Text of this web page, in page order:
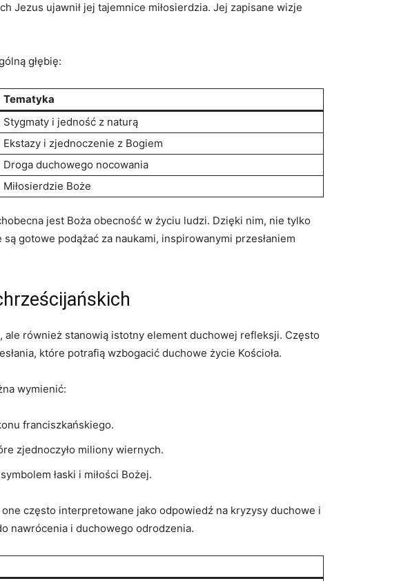
Jezus ujawnił jej tajemnice miłosierdzia. Jej zapisane wizje
głębię:
Tematyka
Stygmaty i jedność z naturą
Ekstazy i zjednoczenie z Bogiem
Droga duchowego nocowania
Miłosierdzie Boże
jest Boża obecność w życiu ludzi. Dzięki nim, nie tylko
gotowe podążać za naukami, inspirowanymi przesłaniem
również stanowią istotny element duchowej refleksji. Często
które potrafią wzbogacić duchowe życie Kościoła.
wymienić:
franciszkańskiego.
zjednoczyło miliony wiernych.
łaski i miłości Bożej.
często interpretowane jako odpowiedź na kryzysy duchowe i
nawrócenia i duchowego odrodzenia.